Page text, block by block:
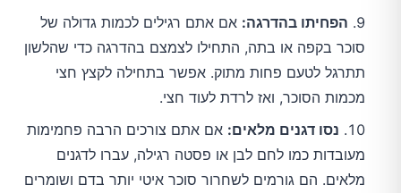
הפחיתו בהדרגה: אם אתם רגילים לכמות גדולה של
סוכר בקפה או בתה, התחילו לצמצם בהדרגה כדי שהלשון
תתרגל לטעם פחות מתוק. אפשר בתחילה לקצץ חצי
מכמות הסוכר, ואז לרדת לעוד חצי.
נסו דגנים מלאים: אם אתם צורכים הרבה פחמימות
מעובדות כמו לחם לבן או פסטה רגילה, עברו לדגנים
מלאים. הם גורמים לשחרור סוכר איטי יותר בדם ושומרים